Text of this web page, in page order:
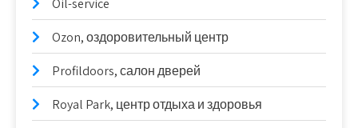
Oil-service
Ozon, оздоровительный центр
Profildoors, салон дверей
Royal Park, центр отдыха и здоровья